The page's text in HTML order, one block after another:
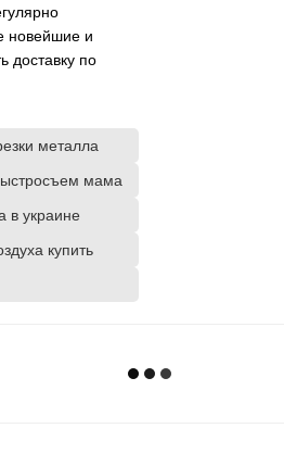
новейшие и
доставку по
металла
мама
в украине
купить